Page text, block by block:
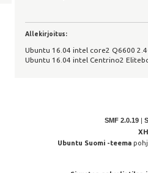
Allekirjoitus:
Ubuntu 16.04 intel core2 Q6600
Ubuntu 16.04 intel Centrino2
SMF 2.0.19
Ubuntu Suomi -teema